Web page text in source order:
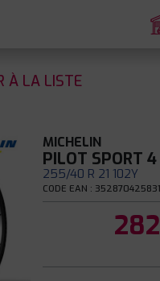
À LA LISTE
MICHELIN
PILOT SPORT
255/40 R 21 102Y
CODE EAN :
282